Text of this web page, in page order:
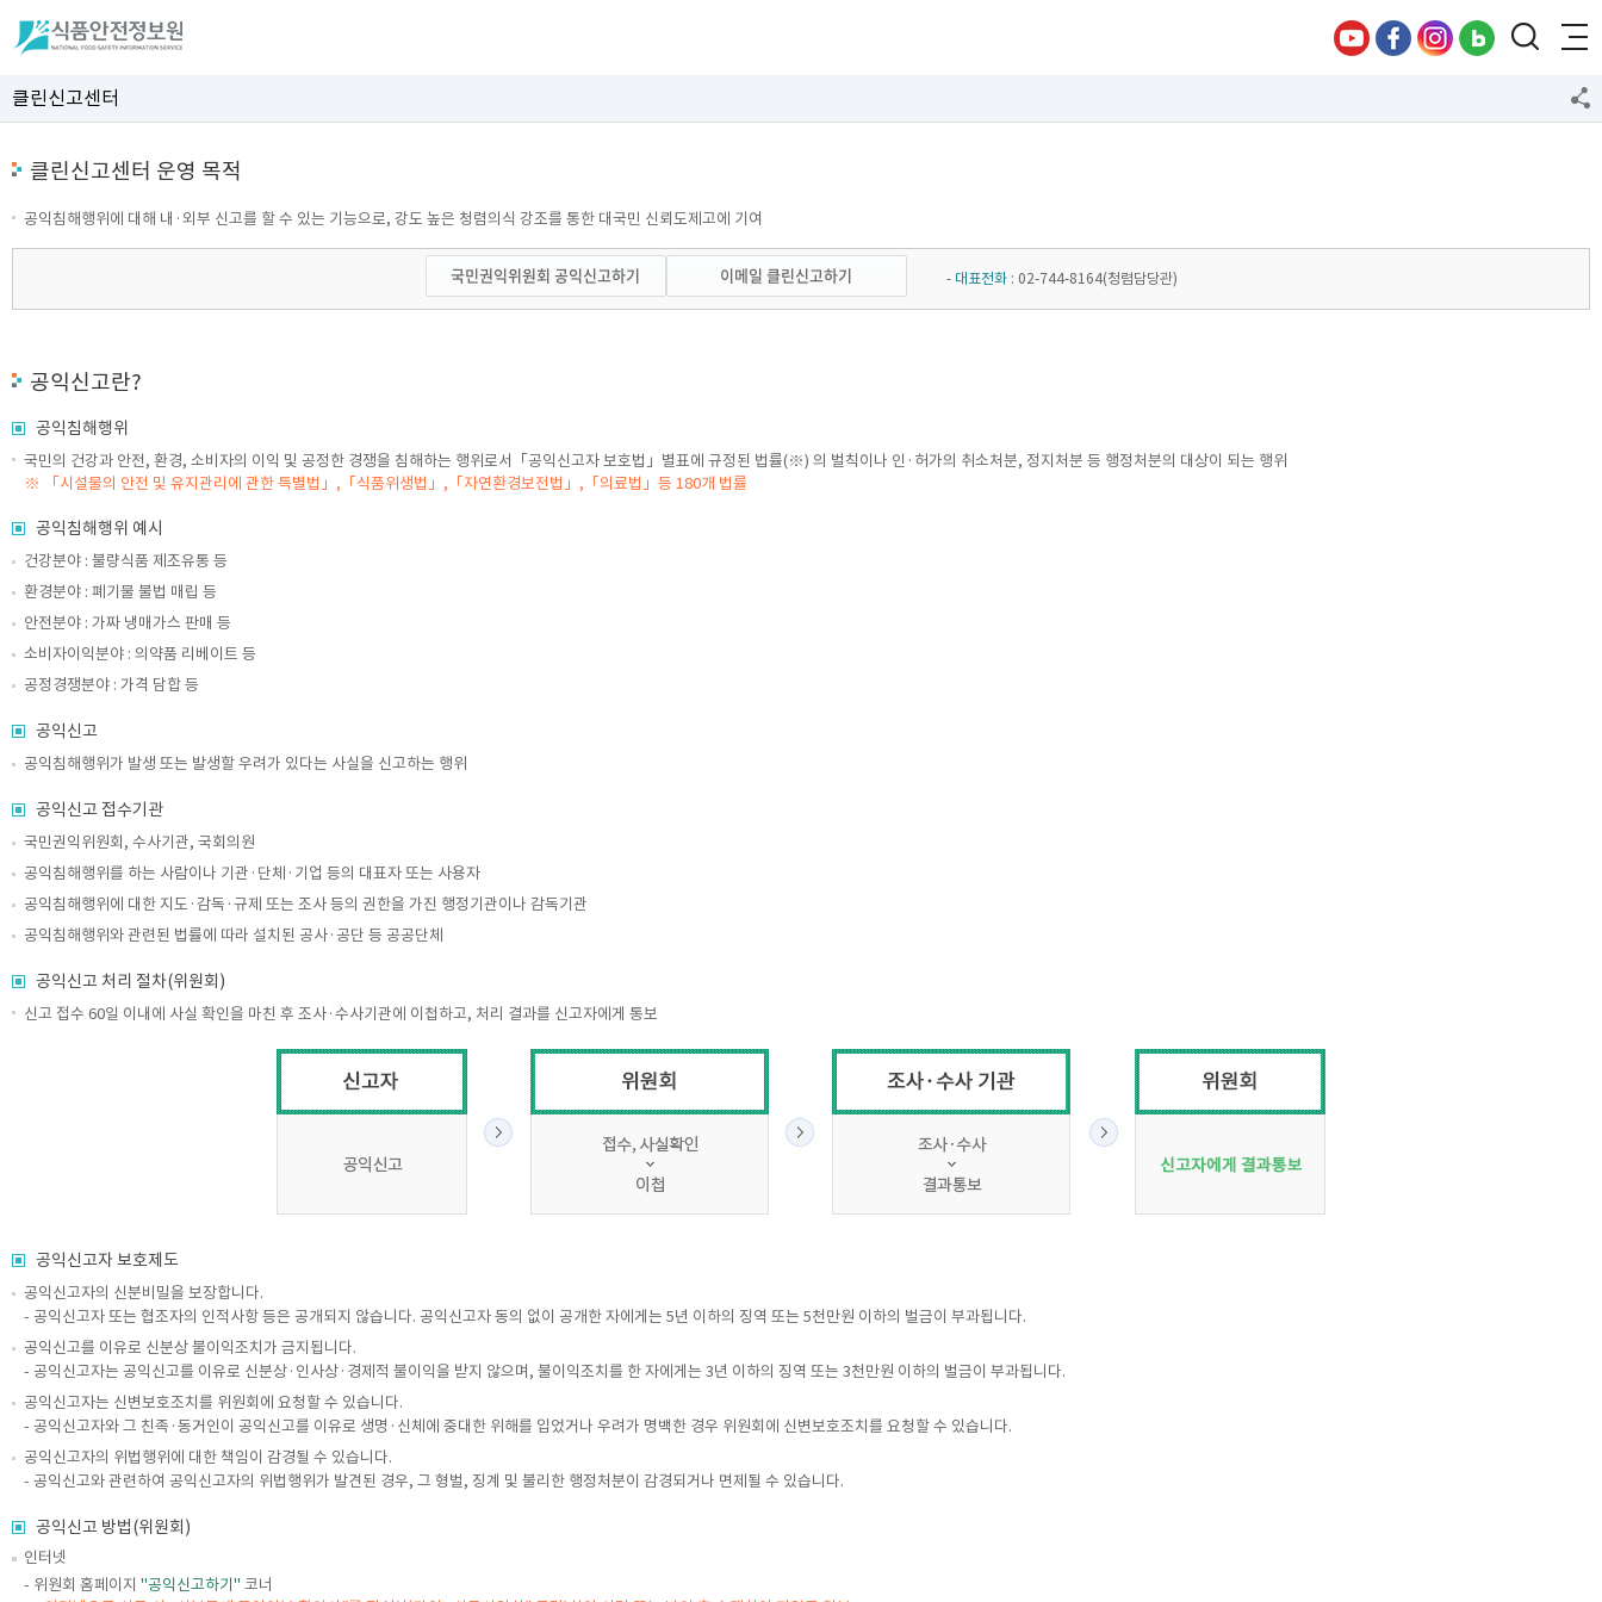
클린신고센터
클린신고센터 운영 목적
공익침해행위에 대해 내·외부 신고를 할 수 있는 기능으로, 강도 높은 청렴의식 강조를 통한 대국민 신뢰도제고에 기여
국민권익위원회 공익신고하기 이메일 클린신고하기 - 대표전화 : 02-744-8164(청렴담당관)
공익신고란?
공익침해행위
국민의 건강과 안전, 환경, 소비자의 이익 및 공정한 경쟁을 침해하는 행위로서「공익신고자 보호법」별표에 규정된 법률(※) 의 벌칙이나 인·허가의 취소처분, 정지처분 등 행정처분의 대상이 되는 행위
※ 「시설물의 안전 및 유지관리에 관한 특별법」,「식품위생법」,「자연환경보전법」,「의료법」등 180개 법률
공익침해행위 예시
건강분야 : 불량식품 제조유통 등
환경분야 : 폐기물 불법 매립 등
안전분야 : 가짜 냉매가스 판매 등
소비자이익분야 : 의약품 리베이트 등
공정경쟁분야 : 가격 담합 등
공익신고
공익침해행위가 발생 또는 발생할 우려가 있다는 사실을 신고하는 행위
공익신고 접수기관
국민권익위원회, 수사기관, 국회의원
공익침해행위를 하는 사람이나 기관·단체·기업 등의 대표자 또는 사용자
공익침해행위에 대한 지도·감독·규제 또는 조사 등의 권한을 가진 행정기관이나 감독기관
공익침해행위와 관련된 법률에 따라 설치된 공사·공단 등 공공단체
공익신고 처리 절차(위원회)
신고 접수 60일 이내에 사실 확인을 마친 후 조사·수사기관에 이첩하고, 처리 결과를 신고자에게 통보
공익신고자 보호제도
공익신고자의 신분비밀을 보장합니다.
- 공익신고자 또는 협조자의 인적사항 등은 공개되지 않습니다. 공익신고자 동의 없이 공개한 자에게는 5년 이하의 징역 또는 5천만원 이하의 벌금이 부과됩니다.
공익신고를 이유로 신분상 불이익조치가 금지됩니다.
- 공익신고자는 공익신고를 이유로 신분상·인사상·경제적 불이익을 받지 않으며, 불이익조치를 한 자에게는 3년 이하의 징역 또는 3천만원 이하의 벌금이 부과됩니다.
공익신고자는 신변보호조치를 위원회에 요청할 수 있습니다.
- 공익신고자와 그 친족·동거인이 공익신고를 이유로 생명·신체에 중대한 위해를 입었거나 우려가 명백한 경우 위원회에 신변보호조치를 요청할 수 있습니다.
공익신고자의 위법행위에 대한 책임이 감경될 수 있습니다.
- 공익신고와 관련하여 공익신고자의 위법행위가 발견된 경우, 그 형벌, 징계 및 불리한 행정처분이 감경되거나 면제될 수 있습니다.
공익신고 방법(위원회)
인터넷
- 위원회 홈페이지 "공익신고하기" 코너